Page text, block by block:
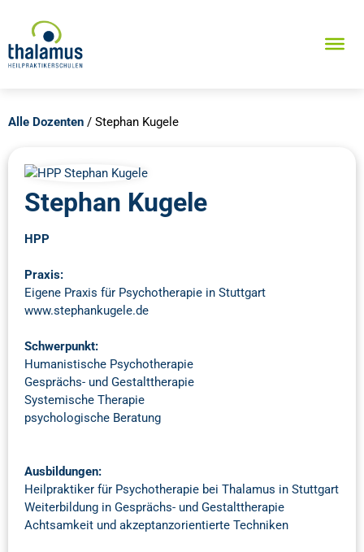
Alle Dozenten / Stephan Kugele
Stephan Kugele
HPP
Praxis:
Eigene Praxis für Psychotherapie in Stuttgart
www.stephankugele.de
Schwerpunkt:
Humanistische Psychotherapie
Gesprächs- und Gestalttherapie
Systemische Therapie
psychologische Beratung
Ausbildungen:
Heilpraktiker für Psychotherapie bei Thalamus in Stuttgart
Weiterbildung in Gesprächs- und Gestalttherapie
Achtsamkeit und akzeptanzorientierte Techniken